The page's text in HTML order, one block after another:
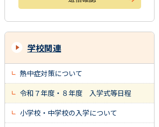
学校関連
熱中症対策について
令和７年度・８年度 入学式等日程
小学校・中学校の入学について